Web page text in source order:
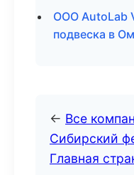
ООО AutoLab
подвеска в
← Все
Сибирский
Главная